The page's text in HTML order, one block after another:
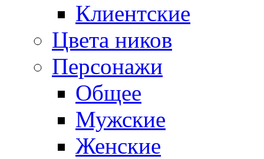
Клиентские
Цвета ников
Персонажи
Общее
Мужские
Женские